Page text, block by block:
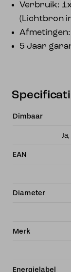
Verbruik:
(Lichtbron
5 Jaar
Dimbaar
EAN
Diameter
Merk
Energielabel